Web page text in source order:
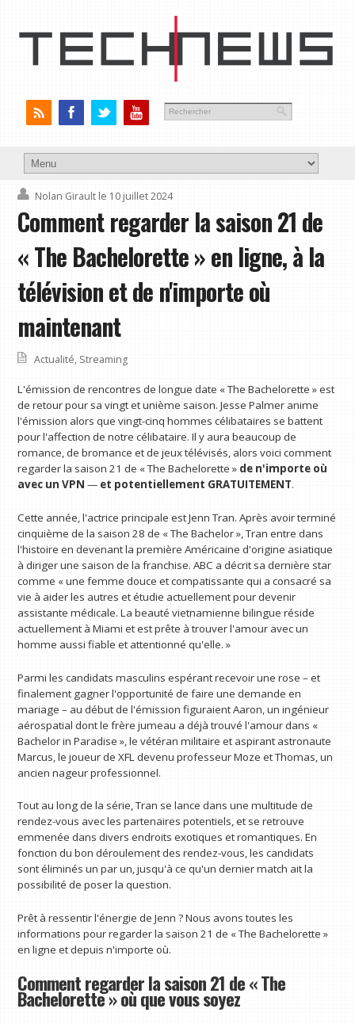
Nolan Girault le 10 juillet 2024
Comment regarder la saison 21 de
« The Bachelorette » en ligne, à la
télévision et de n'importe où
maintenant
Actualité, Streaming
L'émission de rencontres de longue date « The Bachelorette » est
de retour pour sa vingt et unième saison. Jesse Palmer anime
l'émission alors que vingt-cinq hommes célibataires se battent
pour l'affection de notre célibataire. Il y aura beaucoup de
romance, de bromance et de jeux télévisés, alors voici comment
regarder la saison 21 de « The Bachelorette » de n'importe où
avec un VPN — et potentiellement GRATUITEMENT.
Cette année, l'actrice principale est Jenn Tran. Après avoir terminé
cinquième de la saison 28 de « The Bachelor », Tran entre dans
l'histoire en devenant la première Américaine d'origine asiatique
à diriger une saison de la franchise. ABC a décrit sa dernière star
comme « une femme douce et compatissante qui a consacré sa
vie à aider les autres et étudie actuellement pour devenir
assistante médicale. La beauté vietnamienne bilingue réside
actuellement à Miami et est prête à trouver l'amour avec un
homme aussi fiable et attentionné qu'elle. »
Parmi les candidats masculins espérant recevoir une rose – et
finalement gagner l'opportunité de faire une demande en
mariage – au début de l'émission figuraient Aaron, un ingénieur
aérospatial dont le frère jumeau a déjà trouvé l'amour dans «
Bachelor in Paradise », le vétéran militaire et aspirant astronaute
Marcus, le joueur de XFL devenu professeur Moze et Thomas, un
ancien nageur professionnel.
Tout au long de la série, Tran se lance dans une multitude de
rendez-vous avec les partenaires potentiels, et se retrouve
emmenée dans divers endroits exotiques et romantiques. En
fonction du bon déroulement des rendez-vous, les candidats
sont éliminés un par un, jusqu'à ce qu'un dernier match ait la
possibilité de poser la question.
Prêt à ressentir l'énergie de Jenn ? Nous avons toutes les
informations pour regarder la saison 21 de « The Bachelorette »
en ligne et depuis n'importe où.
Comment regarder la saison 21 de « The
Bachelorette » où que vous soyez